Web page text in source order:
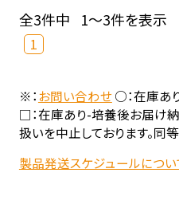
全3件中 1～3件を表示
1
※：お問い合わせ○：在庫あ
□：在庫あり-培養後お届け
扱いを中止しております。同
製品発送スケジュールについ